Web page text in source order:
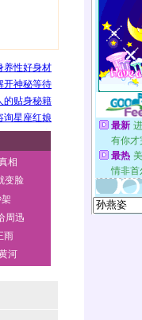
相
变脸
周迅
雨
河